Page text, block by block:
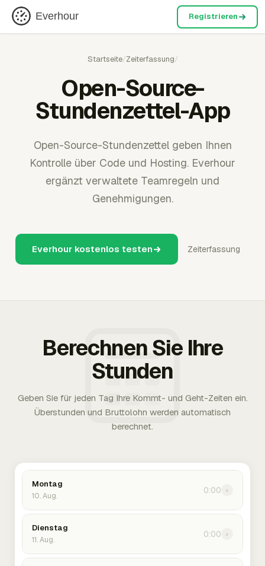
Everhour Registrieren
Startseite/Zeiterfassung/
Open-Source-
Stundenzettel-App
Open-Source-Stundenzettel geben Ihnen
Kontrolle über Code und Hosting. Everhour
ergänzt verwaltete Teamregeln und
Genehmigungen.
Everhour kostenlos testen Zeiterfassung
Berechnen Sie Ihre
Stunden
Geben Sie für jeden Tag Ihre Kommt- und Geht-Zeiten ein.
Überstunden und Bruttolohn werden automatisch
berechnet.
Montag
10. Aug.
0:00 ›
Dienstag
11. Aug.
0:00 ›